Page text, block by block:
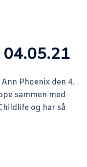
Phoenix den 4.
sammen med
og har så